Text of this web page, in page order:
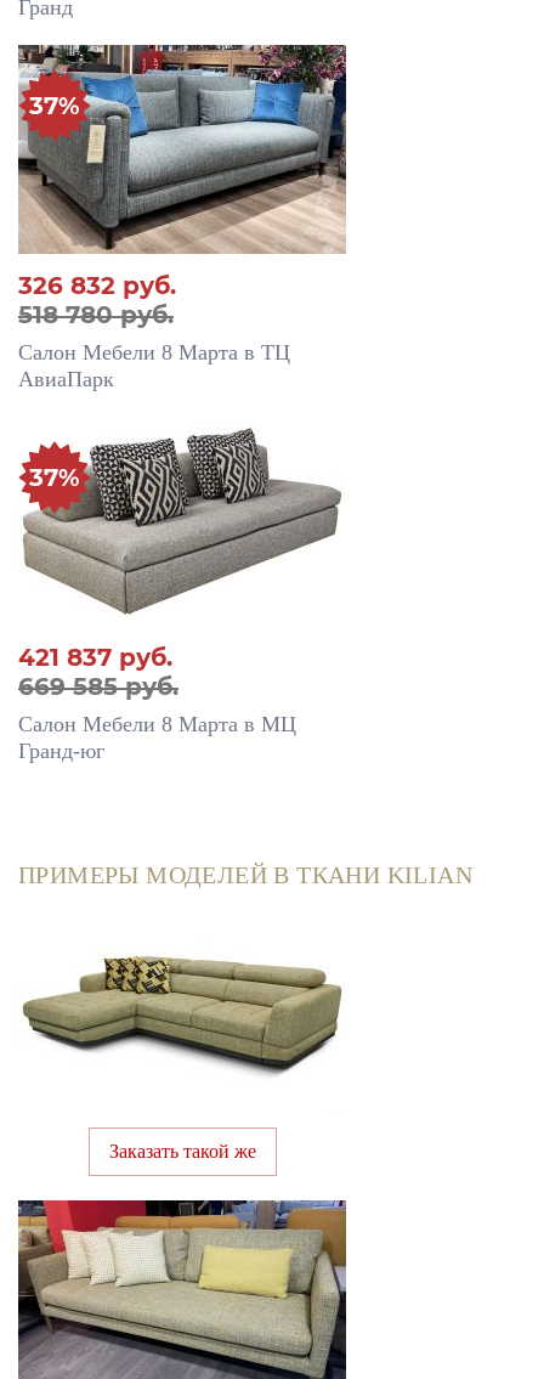
Гранд
326 832 руб.
518 780 руб.
37%
Салон Мебели 8 Марта в ТЦ
АвиаПарк
421 837 руб.
669 585 руб.
37%
Салон Мебели 8 Марта в МЦ
Гранд-юг
ПРИМЕРЫ МОДЕЛЕЙ В ТКАНИ KILIAN
Заказать такой же